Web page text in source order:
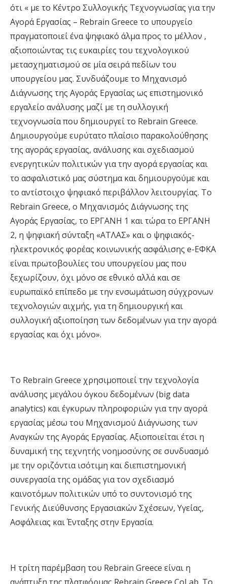
ότι « με το Κέντρο Συλλογικής Τεχνογνωσίας για την
Αγορά Εργασίας – Rebrain Greece το υπουργείο
πραγματοποιεί ένα ψηφιακό άλμα προς το μέλλον ,
αξιοποιώντας τις ευκαιρίες του τεχνολογικού
μετασχηματισμού σε μία σειρά πεδίων του
υπουργείου μας. Συνδυάζουμε το Μηχανισμό
Διάγνωσης της Αγοράς Εργασίας ως επιστημονικό
εργαλείο ανάλυσης μαζί με τη συλλογική
τεχνογνωσία που δημιουργεί το Rebrain Greece.
Δημιουργούμε ευρύτατο πλαίσιο παρακολούθησης
της αγοράς εργασίας, ανάλυσης και σχεδιασμού
ενεργητικών πολιτικών για την αγορά εργασίας και
το ασφαλιστικό μας σύστημα και δημιουργούμε και
το αντίστοιχο ψηφιακό περιβάλλον λειτουργίας. Το
Rebrain Greece, o Μηχανισμός Διάγνωσης της
Αγοράς Εργασίας, το ΕΡΓΑΝΗ 1 και τώρα το ΕΡΓΑΝΗ
2, η ψηφιακή σύνταξη «ΑΤΛΑΣ» και ο ψηφιακός-
ηλεκτρονικός φορέας κοινωνικής ασφάλισης e-ΕΦΚΑ
είναι πρωτοβουλίες του υπουργείου μας που
ξεχωρίζουν, όχι μόνο σε εθνικό αλλά και σε
ευρωπαϊκό επίπεδο με την ενσωμάτωση σύγχρονων
τεχνολογιών αιχμής, για τη δημιουργική και
συλλογική αξιοποίηση των δεδομένων για την αγορά
εργασίας και όχι μόνο».
Το Rebrain Greece χρησιμοποιεί την τεχνολογία
ανάλυσης μεγάλου όγκου δεδομένων (big data
analytics) και έγκυρων πληροφοριών για την αγορά
εργασίας μέσω του Μηχανισμού Διάγνωσης των
Αναγκών της Αγοράς Εργασίας. Αξιοποιείται έτσι η
δυναμική της τεχνητής νοημοσύνης σε συνδυασμό
με την οριζόντια ισότιμη και διεπιστημονική
συνεργασία της ομάδας για τον σχεδιασμό
καινοτόμων πολιτικών υπό το συντονισμό της
Γενικής Διεύθυνσης Εργασιακών Σχέσεων, Υγείας,
Ασφάλειας και Ένταξης στην Εργασία.
Η τρίτη παρέμβαση του Rebrain Greece είναι η